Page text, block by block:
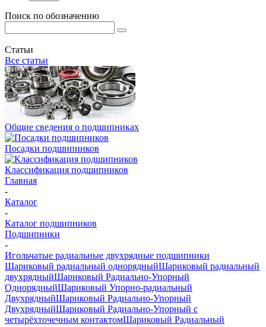
Поиск по обозначению
Статьи
Все статьи
Общие сведения о подшипниках
Посадки подшипников
Классификация подшипников
Главная
-
Каталог
-
Каталог подшипников
Подшипники
-
Игольчатые радиальные двухрядные подшипники
Шариковый радиальный однорядныйШариковый радиальный
двухрядныйШариковый Радиально-Упорный
ОднорядныйШариковый Упорно-радиальный
ДвухрядныйШариковый Радиально-Упорный
ДвухрядныйШариковый Радиально-Упорный с
четырёхточечным контактомШариковый Радиальный